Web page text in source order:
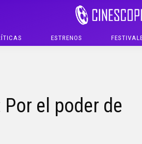
ESTRENOS
el poder de